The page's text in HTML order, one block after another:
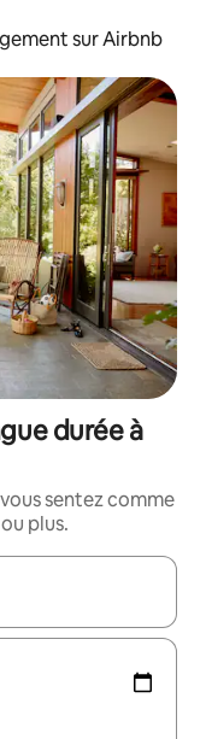
sur Airbnb
durée à
sentez comme
plus.
les flèches vers le